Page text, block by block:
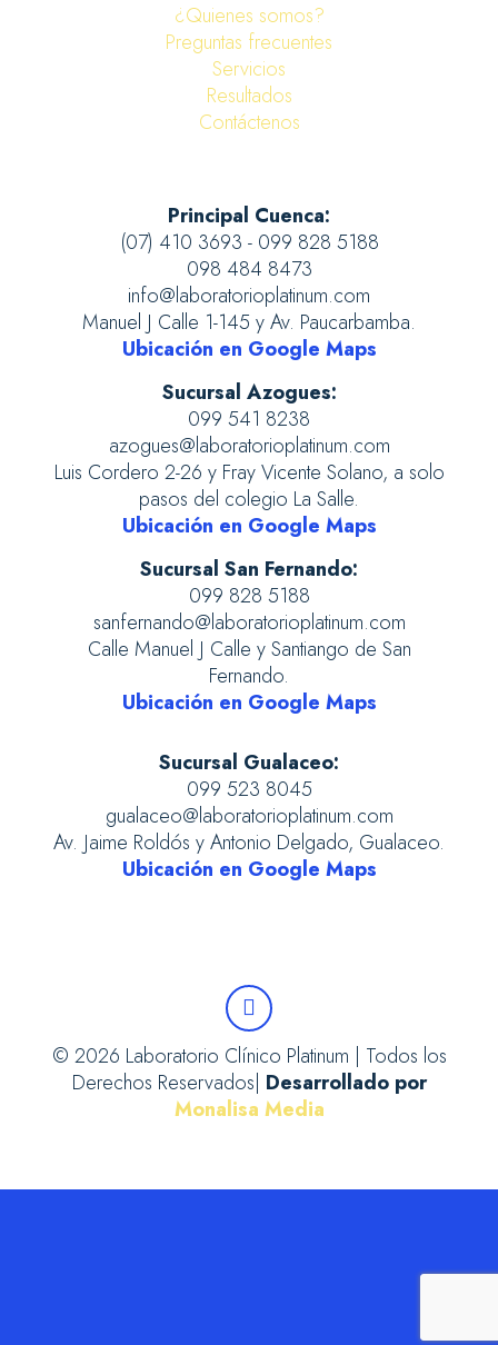
¿Quienes somos?
Preguntas frecuentes
Servicios
Resultados
Contáctenos
Principal Cuenca:
(07) 410 3693 - 099 828 5188
098 484 8473
info@laboratorioplatinum.com
Manuel J Calle 1-145 y Av. Paucarbamba.
Ubicación en Google Maps
Sucursal Azogues:
099 541 8238
azogues@laboratorioplatinum.com
Luis Cordero 2-26 y Fray Vicente Solano, a solo
pasos del colegio La Salle.
Ubicación en Google Maps
Sucursal San Fernando:
099 828 5188
sanfernando@laboratorioplatinum.com
Calle Manuel J Calle y Santiango de San
Fernando.
Ubicación en Google Maps
Sucursal Gualaceo:
099 523 8045
gualaceo@laboratorioplatinum.com
Av. Jaime Roldós y Antonio Delgado, Gualaceo.
Ubicación en Google Maps
© 2026 Laboratorio Clínico Platinum | Todos los
Derechos Reservados| Desarrollado por
Monalisa Media